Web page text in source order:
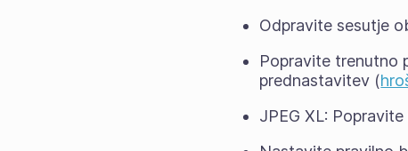
Odpravite sesutje
Popravite trenutno
prednastavitev (
JPEG XL: